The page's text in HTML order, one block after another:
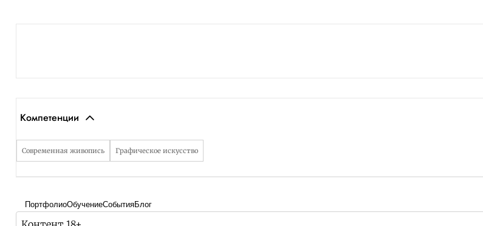
Компетенции
Современная живопись Графическое искусство
ПортфолиоОбучениеСобытияБлог